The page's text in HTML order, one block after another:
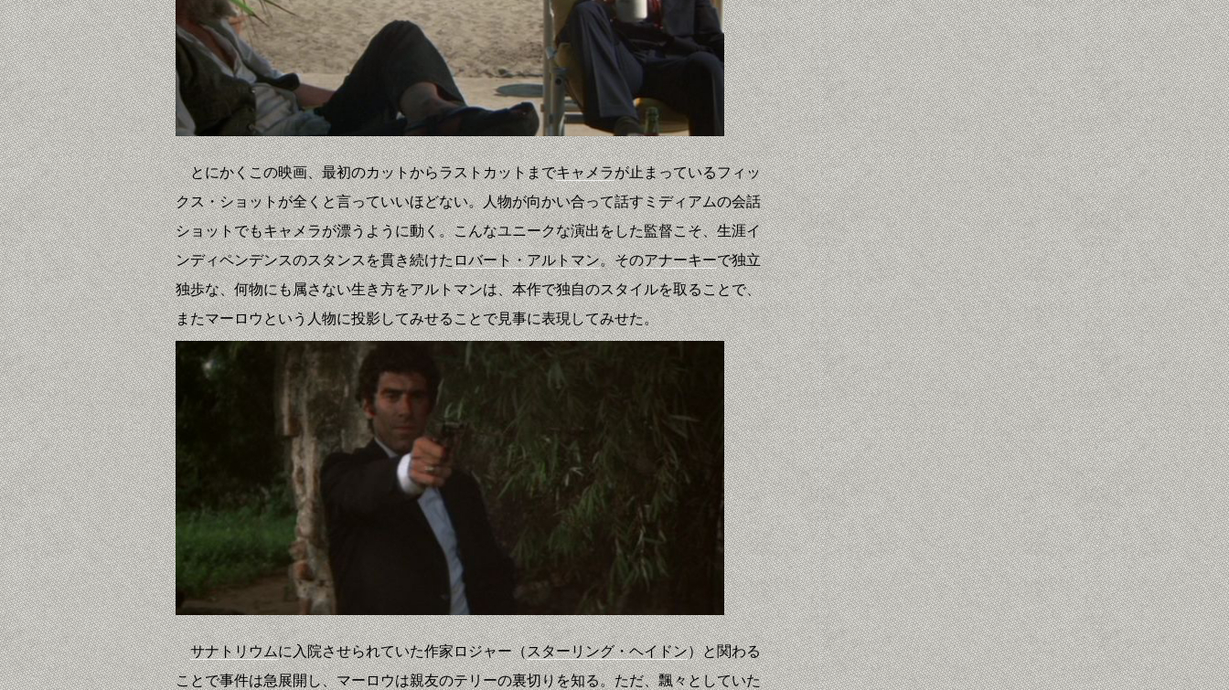
とにかくこの映画、最初のカットからラストカットまでキャメラが止まっているフィッ
クス・ショットが全くと言っていいほどない。人物が向かい合って話すミディアムの会話
ショットでもキャメラが漂うように動く。こんなユニークな演出をした監督こそ、生涯イ
ンディペンデンスのスタンスを貫き続けたロバート・アルトマン。そのアナーキーで独立
独歩な、何物にも属さない生き方をアルトマンは、本作で独自のスタイルを取ることで、
またマーロウという人物に投影してみせることで見事に表現してみせた。
サナトリウムに入院させられていた作家ロジャー（スターリング・ヘイドン）と関わる
ことで事件は急展開し、マーロウは親友のテリーの裏切りを知る。ただ、飄々としていた